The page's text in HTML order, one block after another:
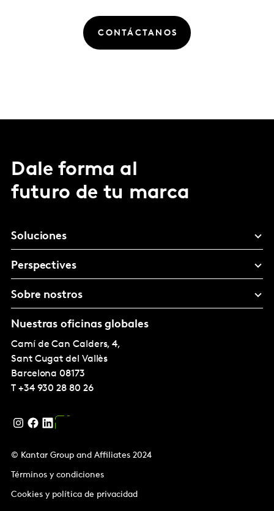
CONTÁCTANOS
Dale forma al
futuro de tu marca
Soluciones
Perspectives
Sobre nostros
Nuestras oficinas globales
Camí de Can Calders, 4,
Sant Cugat del Vallès
Barcelona 08173
T +34 930 28 80 26
© Kantar Group and Affiliates 2024
Términos y condiciones
Cookies y política de privacidad